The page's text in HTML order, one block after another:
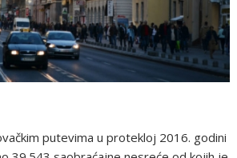
putevima u protekloj 2016. godini